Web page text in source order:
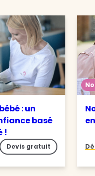
: un
basé
!
Devis gratuit